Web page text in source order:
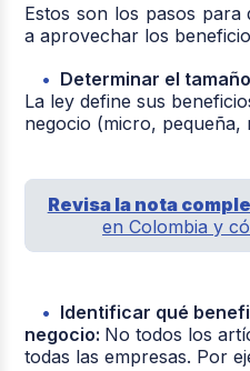
Estos son los pasos para
a aprovechar los
Determinar el
La ley define sus
negocio (micro, pequeña,
Revisa la nota
en Colombia y
Identificar qué
negocio: No todos los
todas las empresas. Por